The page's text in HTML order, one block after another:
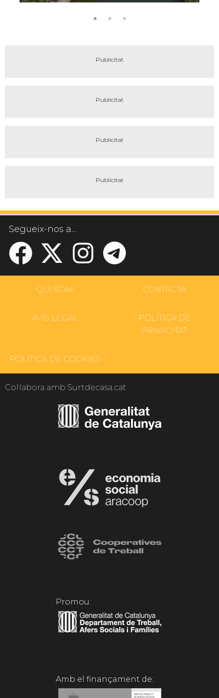
Segueix-nos a...
QUI SOM CONTACTA
AVÍS LEGAL
POLÍTICA DE
PRIVACITAT
POLÍTICA DE COOKIES
Col·labora amb Surtdecasa.cat
Promou:
Amb el finançament de: